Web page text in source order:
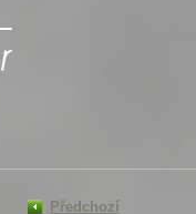
Předchozí